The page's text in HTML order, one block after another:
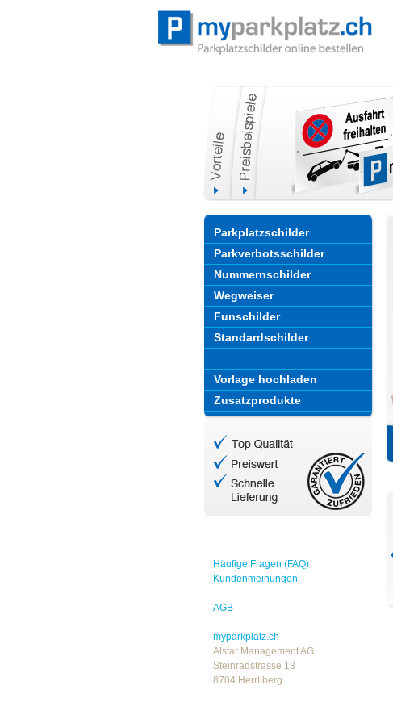
Parkplatzschilder
Parkverbotsschilder
Nummernschilder
Wegweiser
Funschilder
Standardschilder
Vorlage hochladen
Zusatzprodukte
Häufige Fragen (FAQ)
Kundenmeinungen
AGB
myparkplatz.ch
Alstar Management AG
Steinradstrasse 13
8704 Herrliberg